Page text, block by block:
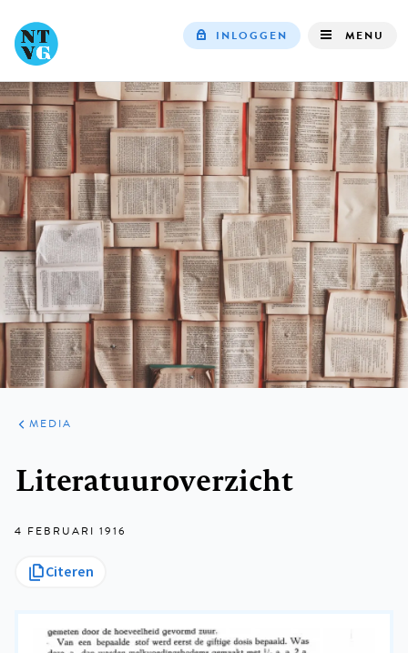
navigation
INLOGGEN MENU
ARTIKELEN
VARIA
MEDIA
Literatuuroverzicht
4 FEBRUARI 1916
Citeren